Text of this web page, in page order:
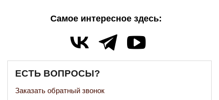
Самое интересное здесь:
ЕСТЬ ВОПРОСЫ?
Заказать обратный звонок